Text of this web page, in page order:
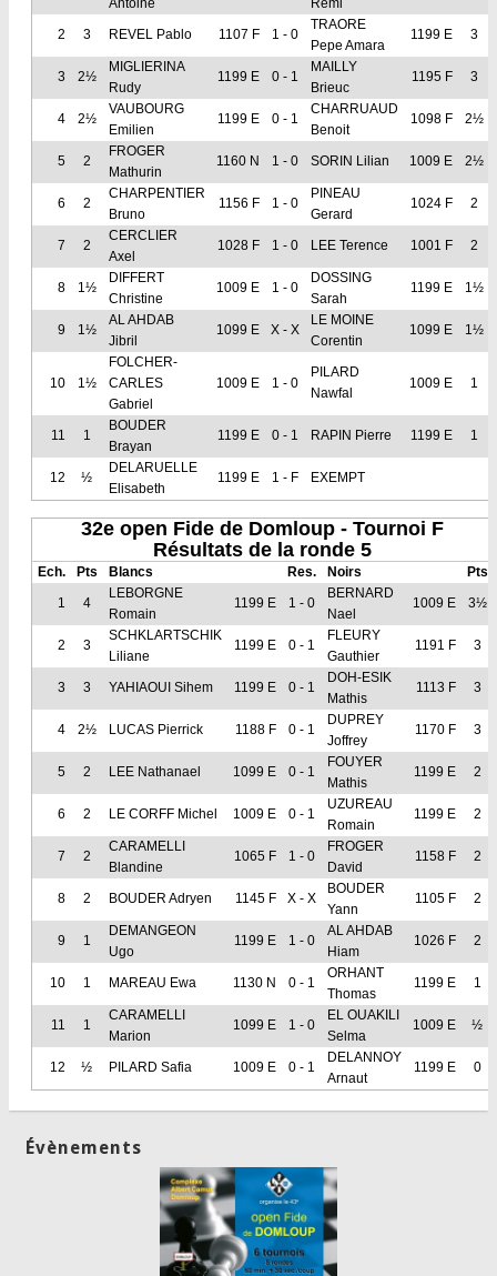
2
3 REVEL Pablo 1107 F 1 - 0
TRAORE
Pepe Amara
1199 E 3
3 2½
MIGLIERINA
Rudy
1199 E 0 - 1
MAILLY
Brieuc
1195 F 3
4 2½
VAUBOURG
Emilien
1199 E 0 - 1
CHARRUAUD
Benoit
1098 F 2½
5 2
FROGER
Mathurin
1160 N 1 - 0 SORIN Lilian 1009 E 2½
6 2
CHARPENTIER
Bruno
1156 F 1 - 0
PINEAU
Gerard
1024 F 2
7 2
CERCLIER
Axel
1028 F 1 - 0 LEE Terence 1001 F 2
8 1½
DIFFERT
Christine
1009 E 1 - 0
DOSSING
Sarah
1199 E 1½
9 1½
AL AHDAB
Jibril
1099 E X - X
LE MOINE
Corentin
1099 E 1½
10 1½
FOLCHER-
CARLES
Gabriel
1009 E 1 - 0
PILARD
Nawfal
1009 E 1
11 1
BOUDER
Brayan
1199 E 0 - 1 RAPIN Pierre 1199 E 1
12 ½
DELARUELLE
Elisabeth
1199 E 1 - F EXEMPT
32e open Fide de Domloup - Tournoi F
Résultats de la ronde 5
Ech. Pts Blancs Res. Noirs
Pts
1
4
LEBORGNE
Romain
1199 E 1 - 0
BERNARD
Nael
1009 E 3½
2 3
SCHKLARTSCHIK
Liliane
1199 E 0 - 1
FLEURY
Gauthier
1191 F 3
3 3 YAHIAOUI Sihem 1199 E 0 - 1
DOH-ESIK
Mathis
1113 F 3
4 2½ LUCAS Pierrick 1188 F 0 - 1
DUPREY
Joffrey
1170 F 3
5 2 LEE Nathanael 1099 E 0 - 1
FOUYER
Mathis
1199 E 2
6 2 LE CORFF Michel 1009 E 0 - 1
UZUREAU
Romain
1199 E 2
7 2
CARAMELLI
Blandine
1065 F 1 - 0
FROGER
David
1158 F 2
8 2 BOUDER Adryen 1145 F X - X
BOUDER
Yann
1105 F 2
9 1
DEMANGEON
Ugo
1199 E 1 - 0
AL AHDAB
Hiam
1026 F 2
10 1 MAREAU Ewa 1130 N 0 - 1
ORHANT
Thomas
1199 E 1
11 1
CARAMELLI
Marion
1099 E 1 - 0
EL OUAKILI
Selma
1009 E ½
12 ½ PILARD Safia 1009 E 0 - 1
DELANNOY
Arnaut
1199 E 0
Évènements